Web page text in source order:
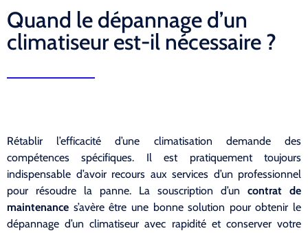
Quand le dépannage d’un
climatiseur est-il nécessaire ?
Rétablir l’efficacité d’une climatisation demande des
compétences spécifiques. Il est pratiquement toujours
indispensable d’avoir recours aux services d’un professionnel
pour résoudre la panne. La souscription d’un contrat de
maintenance s’avère être une bonne solution pour obtenir le
dépannage d’un climatiseur avec rapidité et conserver votre